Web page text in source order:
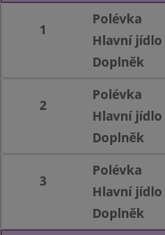
1
Polévka
Hlavní jídlo
Doplněk
2
Polévka
Hlavní jídlo
Doplněk
3
Polévka
Hlavní jídlo
Doplněk